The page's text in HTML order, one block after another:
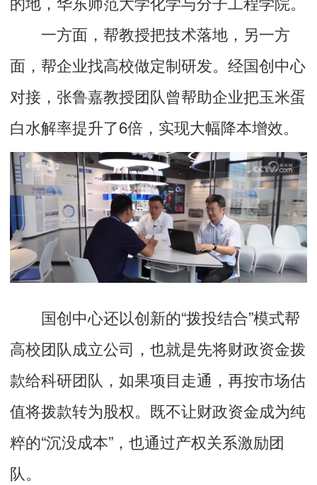
一方面，帮教授把技术落地，另一方
面，帮企业找高校做定制研发。经国创中心
对接，张鲁嘉教授团队曾帮助企业把玉米蛋
白水解率提升了6倍，实现大幅降本增效。
国创中心还以创新的“拨投结合”模式帮
高校团队成立公司，也就是先将财政资金拨
款给科研团队，如果项目走通，再按市场估
值将拨款转为股权。既不让财政资金成为纯
粹的“沉没成本”，也通过产权关系激励团
队。